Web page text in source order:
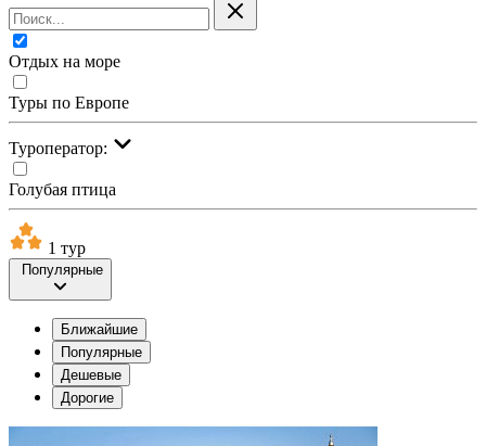
Отдых на море
Туры по Европе
Туроператор:
Голубая птица
1 тур
Популярные
Ближайшие
Популярные
Дешевые
Дорогие